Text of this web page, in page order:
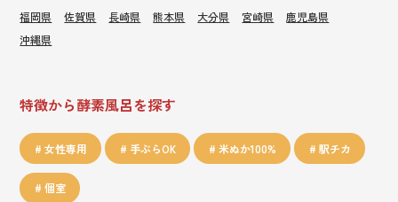
福岡県 佐賀県 長崎県 熊本県 大分県 宮崎県
鹿児島県
沖縄県
特徴から酵素風呂を探す
女性専用 手ぶらOK 米ぬか100% 駅チカ
個室